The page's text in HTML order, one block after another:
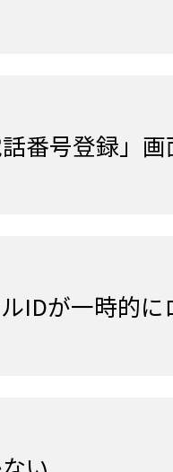
番号登録」
ルIDが一時的